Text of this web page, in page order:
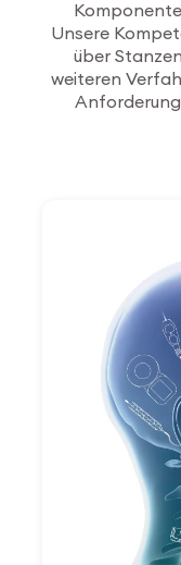
Unsere
über
weiteren